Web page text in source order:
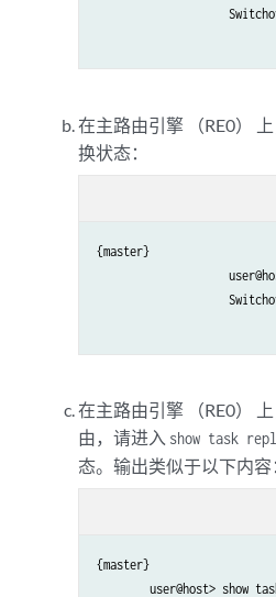
在主路由引擎 （RE0）
换状态：
{master}
在主路由引擎 （RE0）
由，请进入 show task
态。输出类似于以下内容
{master}
user@host> show